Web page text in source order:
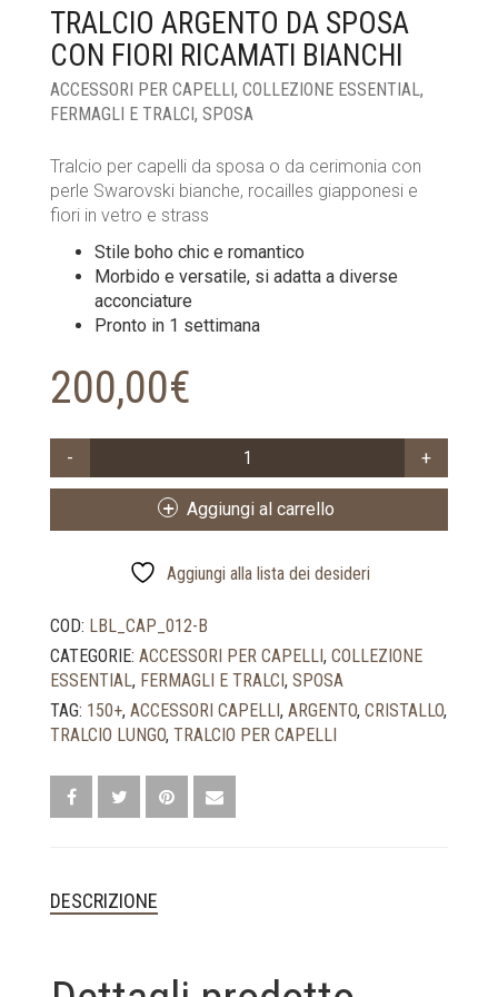
TRALCIO ARGENTO DA SPOSA
CON FIORI RICAMATI BIANCHI
ACCESSORI PER CAPELLI , COLLEZIONE ESSENTIAL,
FERMAGLI E TRALCI , SPOSA
Tralcio per capelli da sposa o da cerimonia con
perle Swarovski bianche, rocailles giapponesi e
fiori in vetro e strass
Stile boho chic e romantico
Morbido e versatile, si adatta a diverse
acconciature
Pronto in 1 settimana
200,00€
ARGENTO
BIANCHI
QUANTITÀ
Aggiungi al carrello
Aggiungi alla lista dei desideri
COD: LBL_CAP_012-B
CATEGORIE: ACCESSORI PER CAPELLI , COLLEZIONE
ESSENTIAL, FERMAGLI E TRALCI , SPOSA
TAG: 150+, ACCESSORI CAPELLI , ARGENTO, CRISTALLO,
TRALCIO LUNGO, TRALCIO PER CAPELLI
DESCRIZIONE